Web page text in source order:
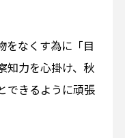
をなくす為に「目
知力を心掛け、秋
できるように頑張